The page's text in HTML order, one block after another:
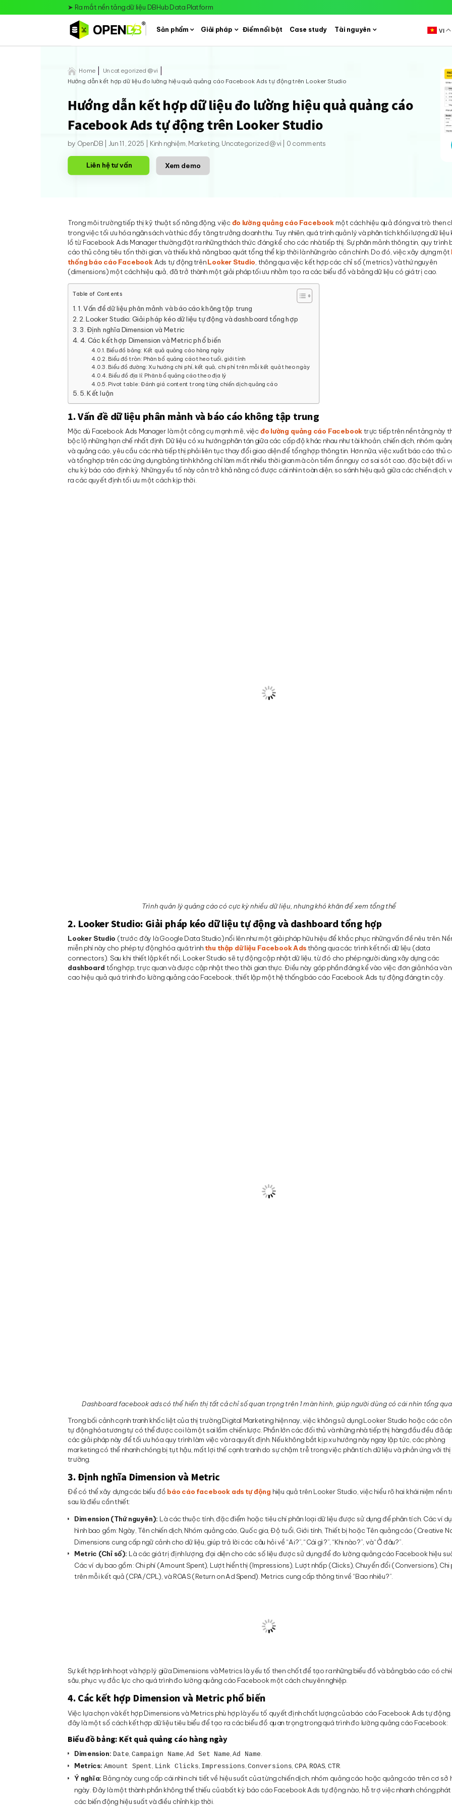
➤ Ra mắt nền tảng dữ liệu DBHub Data Platform
Sản phẩm Giải pháp Điểm nổi bật Case study Tài nguyên VI
 Home
Uncategorized @vi
Hướng dẫn kết hợp dữ liệu đo lường hiệu quả quảng cáo Facebook Ads tự động trên Looker Studio
Hướng dẫn kết hợp dữ liệu đo lường hiệu quả quảng cáo
Facebook Ads tự động trên Looker Studio
by OpenDB Jun 11, 2025 Kinh nghiệm Marketing Uncategorized @vi 0 comments
Liên hệ tư vấn Xem demo
Trong môi trường tiếp thị kỹ thuật số năng động, việcđo lường quảng cáo Facebook một cách hiệu quả đóng vai trò then
trong việc tối ưu hóa ngân sách và thúc đẩy tăng trưởng doanh thu. Tuy nhiên, quá trình quản lý và phân tích khối lượng dữ liệu
lồ từ Facebook Ads Manager thường đặt ra những thách thức đáng kể cho các nhà tiếp thị. Sự phân mảnh thông tin, quy trình
cáo thủ công tiêu tốn thời gian, và thiếu khả năng bao quát tổng thể kịp thời là những rào cản chính. Do đó, việc xây dựng một
thống báo cáo Facebook Ads tự động trênLooker Studio , thông qua việc kết hợp các chỉ số (metrics) và thứ nguyên
(dimensions) một cách hiệu quả, đã trở thành một giải pháp tối ưu nhằm tạo ra các biểu đồ và bảng dữ liệu có giá trị cao.
Table of Contents
1. Vấn đề dữ liệu phân mảnh và báo cáo không tập trung
2. Looker Studio: Giải pháp kéo dữ liệu tự động và dashboard tổng hợp
3. Định nghĩa Dimension và Metric
4. Các kết hợp Dimension và Metric phổ biến
Biểu đồ bảng: Kết quả quảng cáo hàng ngày
Biểu đồ tròn: Phân bổ quảng cáo theo tuổi, giới tính
Biểu đồ đường: Xu hướng chi phí, kết quả, chi phí trên mỗi kết quả theo ngày
Biểu đồ địa lí: Phân bổ quảng cáo theo địa lý
Pivot table: Đánh giá content trong từng chiến dịch quảng cáo
5. Kết luận
1. Vấn đề dữ liệu phân mảnh và báo cáo không tập trung
Mặc dù Facebook Ads Manager là một công cụ mạnh mẽ, việcđo lường quảng cáo Facebooktrực tiếp trên nền tảng này
bộc lộ những hạn chế nhất định. Dữ liệu có xu hướng phân tán giữa các cấp độ khác nhau như tài khoản, chiến dịch, nhóm
và quảng cáo, yêu cầu các nhà tiếp thị phải liên tục thay đổi giao diện để tổng hợp thông tin. Hơn nữa, việc xuất báo cáo thủ
và tổng hợp trên các ứng dụng bảng tính không chỉ làm mất nhiều thời gian mà còn tiềm ẩn nguy cơ sai sót cao, đặc biệt đối
chu kỳ báo cáo định kỳ. Những yếu tố này cản trở khả năng có được cái nhìn toàn diện, so sánh hiệu quả giữa các chiến dịch,
ra các quyết định tối ưu một cách kịp thời.
Trình quản lý quảng cáo có cực kỳ nhiều dữ liệu, nhưng khó khăn để xem tổng thể
2. Looker Studio: Giải pháp kéo dữ liệu tự động và dashboard tổng hợp
Looker Studio (trước đây là Google Data Studio) nổi lên như một giải pháp hữu hiệu để khắc phục những vấn đề nêu trên.
miễn phí này cho phép tự động hóa quá trình thu thập dữ liệu Facebook Adsthông qua các trình kết nối dữ liệu (data
connectors). Sau khi thiết lập kết nối, Looker Studio sẽ tự động cập nhật dữ liệu, từ đó cho phép người dùng xây dựng các
dashboard tổng hợp, trực quan và được cập nhật theo thời gian thực. Điều này góp phần đáng kể vào việc đơn giản hóa và
cao hiệu quả quá trình đo lường quảng cáo Facebook, thiết lập một hệ thống báo cáo Facebook Ads tự động đáng tin cậy.
Dashboard facebook ads có thể hiển thị tất cả chỉ số quan trọng trên 1 màn hình, giúp người dùng có cái nhìn tổng
Trong bối cảnh cạnh tranh khốc liệt của thị trường Digital Marketing hiện nay, việc không sử dụng Looker Studio hoặc các
tự động hóa tương tự có thể được coi là một sai lầm chiến lược. Phần lớn các đối thủ và những nhà tiếp thị hàng đầu đều đã
các giải pháp này để tối ưu hóa quy trình làm việc và ra quyết định. Nếu không bắt kịp xu hướng này ngay lập tức, các phòng
marketing có thể nhanh chóng bị tụt hậu, mất lợi thế cạnh tranh do sự chậm trễ trong việc phân tích dữ liệu và phản ứng với thị
trường.
3. Định nghĩa Dimension và Metric
Để có thể xây dựng các biểu đồ báo cáo facebook ads tự động hiệu quả trên Looker Studio, việc hiểu rõ hai khái niệm nền
sau là điều cần thiết:
Dimension (Thứ nguyên): Là các thuộc tính, đặc điểm hoặc tiêu chí phân loại dữ liệu được sử dụng để phân tích. Các ví
hình bao gồm: Ngày, Tên chiến dịch, Nhóm quảng cáo, Quốc gia, Độ tuổi, Giới tính, Thiết bị hoặc Tên quảng cáo (Creative
Dimensions cung cấp ngữ cảnh cho dữ liệu, giúp trả lời các câu hỏi về “Ai?”, “Cái gì?”, “Khi nào?”, và “Ở đâu?”.
Metric (Chỉ số): Là các giá trị định lượng, đại diện cho các số liệu được sử dụng để đo lường quảng cáo Facebook hiệu
Các ví dụ bao gồm: Chi phí (Amount Spent), Lượt hiển thị (Impressions), Lượt nhấp (Clicks), Chuyển đổi (Conversions), Chi
trên mỗi kết quả (CPA/CPL), và ROAS (Return on Ad Spend). Metrics cung cấp thông tin về “Bao nhiêu?”.
Sự kết hợp linh hoạt và hợp lý giữa Dimensions và Metrics là yếu tố then chốt để tạo ra những biểu đồ và bảng báo cáo có
sâu, phục vụ đắc lực cho quá trình đo lường quảng cáo Facebook một cách chuyên nghiệp.
4. Các kết hợp Dimension và Metric phổ biến
Việc lựa chọn và kết hợp Dimensions và Metrics phù hợp là yếu tố quyết định chất lượng của báo cáo Facebook Ads tự
đây là một số cách kết hợp dữ liệu tiêu biểu để tạo ra các biểu đồ quan trọng trong quá trình đo lường quảng cáo Facebook:
Biểu đồ bảng: Kết quả quảng cáo hàng ngày
Dimension: Date ,Campaign Name ,Ad Set Name ,Ad Name
Metrics: Amount Spent, Link Clicks, Impressions,Conversions,CPA, ROAS,CTR.
Ý nghĩa: Bảng này cung cấp cái nhìn chi tiết về hiệu suất của từng chiến dịch, nhóm quảng cáo hoặc quảng cáo trên cơ sở
ngày. Đây là một thành phần không thể thiếu của bất kỳ báo cáo Facebook Ads tự động nào, hỗ trợ việc nhanh chóng phát
các biến động hiệu suất và điều chỉnh kịp thời.